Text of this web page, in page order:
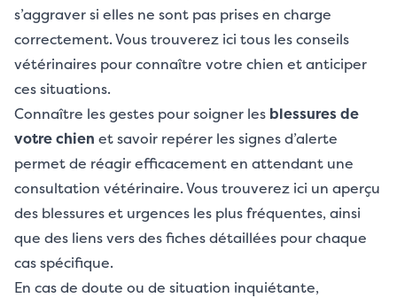
s’aggraver si elles ne sont pas prises en charge
correctement. Vous trouverez ici tous lesconseils
vétérinaires pour connaître votre chien et anticiper
ces situations.
Connaître les gestes pour soigner les blessures de
votre chien et savoir repérer les signes d’alerte
permet de réagir efficacement en attendant une
consultation vétérinaire. Vous trouverez ici un aperçu
des blessures et urgences les plus fréquentes, ainsi
que des liens vers des fiches détaillées pour chaque
cas spécifique.
En cas de doute ou de situation inquiétante,